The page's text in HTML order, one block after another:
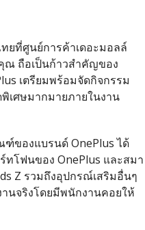
ทยที่ศูนย์การค้าเดอะมอลล์
ณ ถือเป็นก้าวสำคัญของ
เตรียมพร้อมจัดกิจกรรม
เศษมากมายภายในงาน
ฑ์ของแบรนด์ OnePlus ได้
โฟนของ OnePlus และสมา
Z รวมถึงอุปกรณ์เสริมอื่นๆ
นจริงโดยมีพนักงานคอยให้